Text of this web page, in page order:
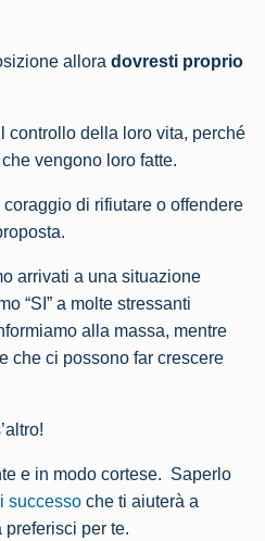
allora dovresti proprio
controllo della loro vita, perché
vengono loro fatte.
di rifiutare o offendere
arrivati a una situazione
“SI” a molte stressanti
alla massa, mentre
che ci possono far crescere
e in modo cortese. Saperlo
successo che ti aiuterà a
per te.